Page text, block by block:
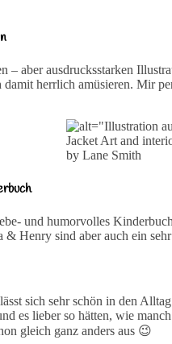
– aber ausdrucksstarken
herrlich amüsieren. Mir
Jacket Art and
by Lane Smith
und humorvolles
Henry sind aber auch ein
sich sehr schön in den
es lieber so hätten, wie
gleich ganz anders aus 😉